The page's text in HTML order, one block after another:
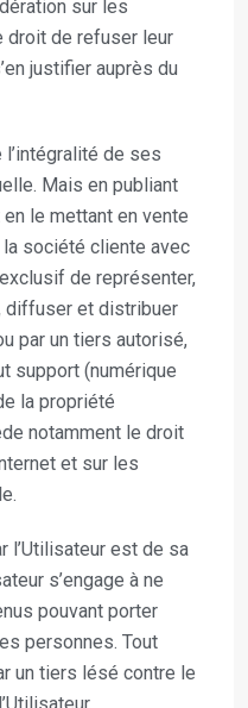
sur les
droit de refuser leur
justifier auprès du
de ses
Mais en publiant
le mettant en vente
société cliente avec
de représenter,
diffuser et distribuer
par un tiers autorisé,
support (numérique
la propriété
notamment le droit
et sur les
l’Utilisateur est de sa
s’engage à ne
pouvant porter
personnes. Tout
un tiers lésé contre le